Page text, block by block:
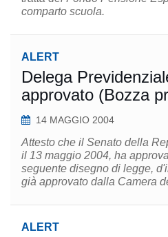
comparto scuola.
ALERT
Delega
approvato (Bozza
14 MAGGIO 2004
Attesto che il Senato della
il 13 maggio 2004, ha
seguente disegno di legge,
già approvato dalla Camera
ALERT